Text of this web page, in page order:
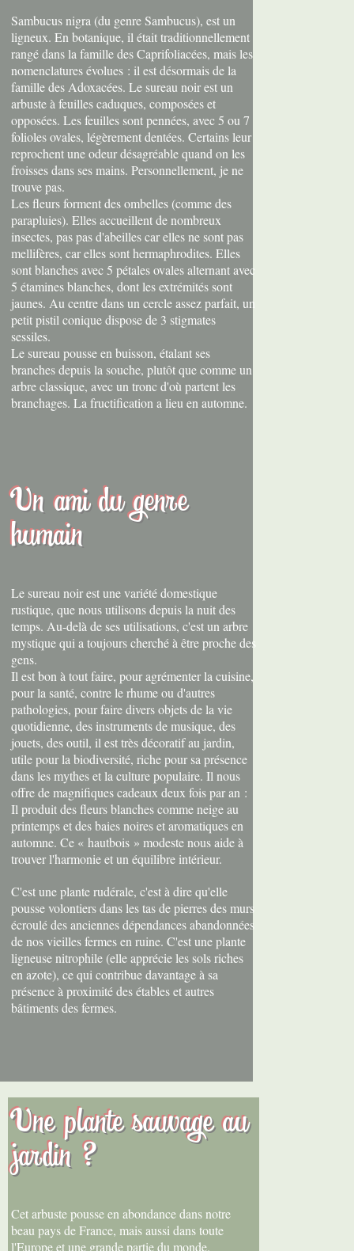
Sambucus nigra (du genre Sambucus), est un
ligneux. En botanique, il était traditionnellement
rangé dans la famille des Caprifoliacées, mais les
nomenclatures évolues : il est désormais de la
famille des Adoxacées. Le sureau noir est un
arbuste à feuilles caduques, composées et
opposées. Les feuilles sont pennées, avec 5 ou 7
folioles ovales, légèrement dentées. Certains leur
reprochent une odeur désagréable quand on les
froisses dans ses mains. Personnellement, je ne
trouve pas.
Les fleurs forment des ombelles (comme des
parapluies). Elles accueillent de nombreux
insectes, pas pas d'abeilles car elles ne sont pas
mellifères, car elles sont hermaphrodites. Elles
sont blanches avec 5 pétales ovales alternant avec
5 étamines blanches, dont les extrémités sont
jaunes. Au centre dans un cercle assez parfait, un
petit pistil conique dispose de 3 stigmates
sessiles.
Le sureau pousse en buisson, étalant ses
branches depuis la souche, plutôt que comme un
arbre classique, avec un tronc d'où partent les
branchages. La fructification a lieu en automne.
Un ami du genre
humain
Le sureau noir est une variété domestique
rustique, que nous utilisons depuis la nuit des
temps. Au-delà de ses utilisations, c'est un arbre
mystique qui a toujours cherché à être proche des
gens.
Il est bon à tout faire, pour agrémenter la cuisine,
pour la santé, contre le rhume ou d'autres
pathologies, pour faire divers objets de la vie
quotidienne, des instruments de musique, des
jouets, des outil, il est très décoratif au jardin,
utile pour la biodiversité, riche pour sa présence
dans les mythes et la culture populaire. Il nous
offre de magnifiques cadeaux deux fois par an :
Il produit des fleurs blanches comme neige au
printemps et des baies noires et aromatiques en
automne. Ce « hautbois » modeste nous aide à
trouver l'harmonie et un équilibre intérieur.
C'est une plante rudérale, c'est à dire qu'elle
pousse volontiers dans les tas de pierres des murs
écroulé des anciennes dépendances abandonnées
de nos vieilles fermes en ruine. C'est une plante
ligneuse nitrophile (elle apprécie les sols riches
en azote), ce qui contribue davantage à sa
présence à proximité des étables et autres
bâtiments des fermes.
Une plante sauvage au
jardin ?
Cet arbuste pousse en abondance dans notre
beau pays de France, mais aussi dans toute
l'Europe et une grande partie du monde.